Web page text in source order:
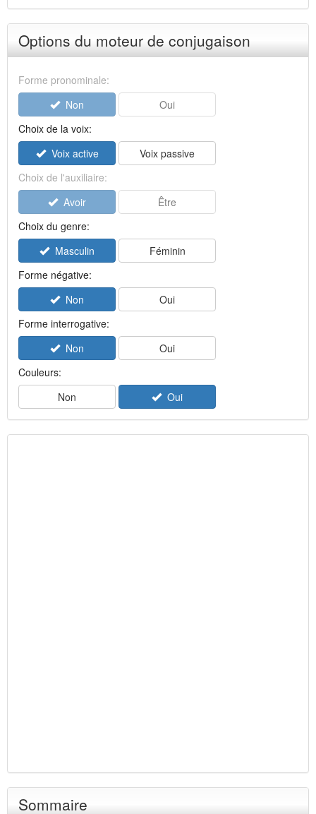
Options du moteur de conjugaison
Forme pronominale:
Non
Oui
Choix de la voix:
Voix active
Voix passive
Choix de l'auxiliaire:
Avoir
Être
Choix du genre:
Masculin
Féminin
Forme négative:
Non
Oui
Forme interrogative:
Non
Oui
Couleurs:
Non
Oui
Sommaire